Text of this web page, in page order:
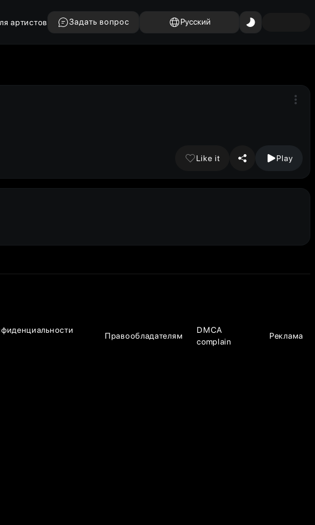
артистов Задать вопрос Русский
Like it Play
Правообладателям
DMCA
complain
Реклама